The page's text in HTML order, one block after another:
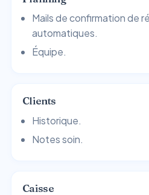
Mails de confirmation de
automatiques.
Équipe.
Clients
Historique.
Notes soin.
Caisse